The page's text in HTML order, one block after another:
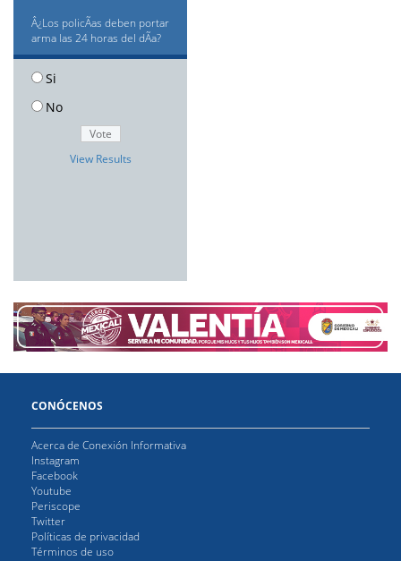
Â¿Los policÃ­as deben portar
arma las 24 horas del dÃ­a?
Si
No
View Results
CONÓCENOS
Acerca de Conexión Informativa
Instagram
Facebook
Youtube
Periscope
Twitter
Políticas de privacidad
Términos de uso